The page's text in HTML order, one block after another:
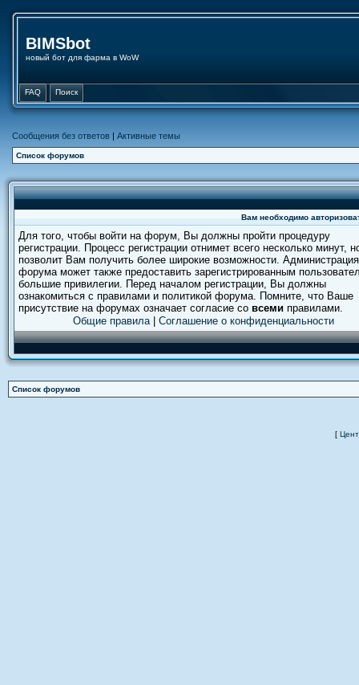
BIMSbot
новый бот для фарма в WoW
FAQ Поиск
Сообщения без ответов | Активные темы
Список форумов
Вам необходимо
Для того, чтобы войти на форум, Вы должны пройти процедуру
регистрации. Процесс регистрации отнимет всего несколько минут,
позволит Вам получить более широкие возможности. Администрация
форума может также предоставить зарегистрированным
большие привилегии. Перед началом регистрации, Вы должны
ознакомиться с правилами и политикой форума. Помните, что Ваше
присутствие на форумах означает согласие со всеми правилами.
Общие правила| Соглашение о конфиденциальности
Список форумов
[